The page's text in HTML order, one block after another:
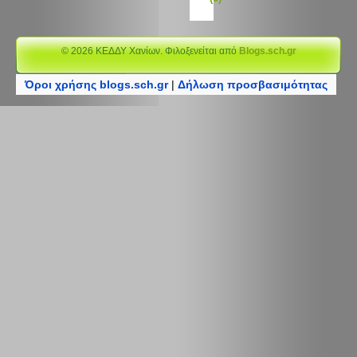
© 2026 ΚΕΔΔΥ Χανίων. Φιλοξενείται απόBlogs.sch.gr
Όροι χρήσης blogs.sch.gr| Δήλωση προσβασιμότητας